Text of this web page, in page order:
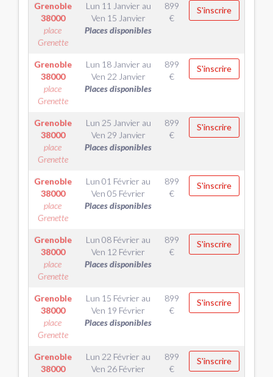
Grenoble
38000
place
Grenette
Lun 11 Janvier au
Ven 15 Janvier
Places disponibles
899
€
S'inscrire
Grenoble
38000
place
Grenette
Lun 18 Janvier au
Ven 22 Janvier
Places disponibles
899
€
S'inscrire
Grenoble
38000
place
Grenette
Lun 25 Janvier au
Ven 29 Janvier
Places disponibles
899
€
S'inscrire
Grenoble
38000
place
Grenette
Lun 01 Février au
Ven 05 Février
Places disponibles
899
€
S'inscrire
Grenoble
38000
place
Grenette
Lun 08 Février au
Ven 12 Février
Places disponibles
899
€
S'inscrire
Grenoble
38000
place
Grenette
Lun 15 Février au
Ven 19 Février
Places disponibles
899
€
S'inscrire
Grenoble
38000
Lun 22 Février au
Ven 26 Février
899
€
S'inscrire